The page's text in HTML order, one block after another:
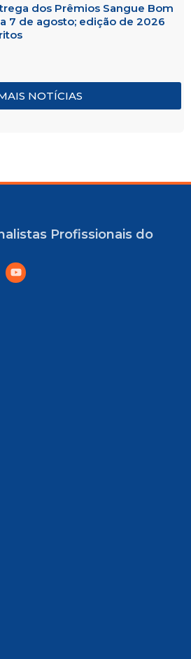
NOTÍCIAS
dos Prêmios Sangue Bom
7 de agosto; edição de 2026
Profissionais do